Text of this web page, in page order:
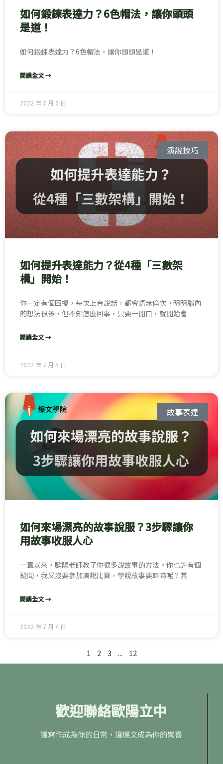
如何鍛鍊表達力？6色帽法，讓你頭頭
是道！
如何鍛鍊表達力？6色帽法，讓你頭頭是道！
閱讀全文 →
2022 年 7 月 6 日
演說技巧
如何提升表達能力？從4種「三數架
構」開始！
你一定有個困擾，每次上台說話，都會語無倫次。明明腦內
的想法很多，但不知怎麼回事，只要一開口，就開始會
閱讀全文 →
2022 年 7 月 5 日
故事表達
如何來場漂亮的故事說服？3步驟讓你
用故事收服人心
一直以來，歐陽老師教了你很多說故事的方法。你也許有個
疑問，我又沒要參加演說比賽，學說故事要幹嘛呢？其
閱讀全文 →
2022 年 7 月 4 日
1 2 3 ... 12
歡迎聯絡歐陽立中
讓寫作成為你的日常，讓爆文成為你的驚喜